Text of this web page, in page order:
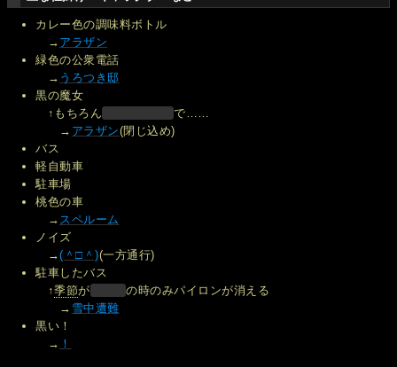
カレー色の調味料ボトル
→ アラザン
緑色の公衆電話
→ うろつき邸
黒の魔女
↑もちろん
で……
→ アラザン(閉じ込め)
バス
軽自動車
駐車場
桃色の車
→ スペルーム
ノイズ
→(＾□＾)(一方通行)
駐車したバス
↑季節が
の時のみパイロンが消える
→ 雪中遭難
黒い！
→ ！